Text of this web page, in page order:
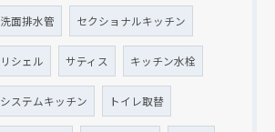
洗面排水管 セクショナルキッチン
リシェル サティス キッチン水栓
システムキッチン トイレ取替